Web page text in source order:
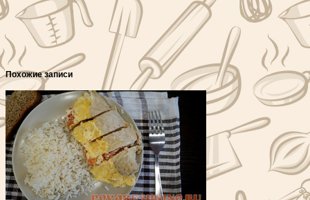
Похожие записи